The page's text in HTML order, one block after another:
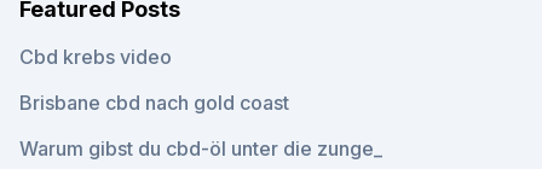
Featured Posts
Cbd krebs video
Brisbane cbd nach gold coast
Warum gibst du cbd-öl unter die zunge_